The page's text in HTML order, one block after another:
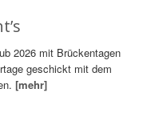
2026 mit Brückentagen
geschickt mit dem
[mehr]